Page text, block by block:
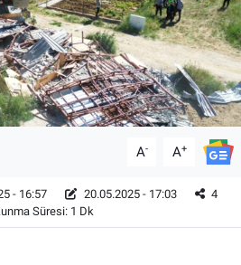
A- A+
- 16:57 20.05.2025 - 17:03
4
Süresi: 1 Dk